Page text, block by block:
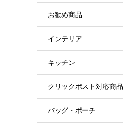
お勧め商品
インテリア
キッチン
クリックポスト対応商品
バッグ・ポーチ